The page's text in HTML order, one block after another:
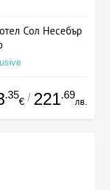
Сол Несебър
.35
€ / 221.69
лв.